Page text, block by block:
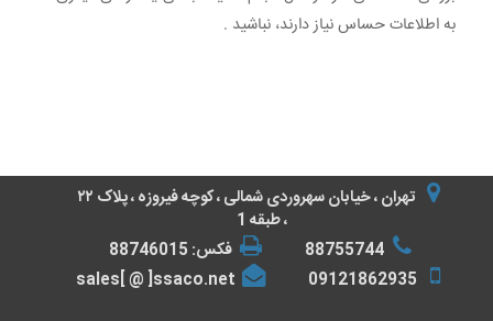
به اطلاعات حساس نیاز دارند، نباشید .
تهران ، خیابان سهروردی شمالی ، کوچه فیروزه ، پلاک ۲۲
، طبقه 1
88755744
فکس: 88746015
09121862935
sales[ @ ]ssaco.net